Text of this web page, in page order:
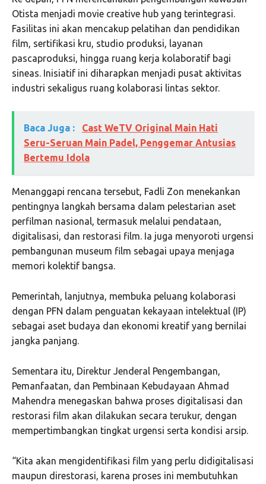
Otista menjadi movie creative hub yang terintegrasi.
Fasilitas ini akan mencakup pelatihan dan pendidikan
film, sertifikasi kru, studio produksi, layanan
pascaproduksi, hingga ruang kerja kolaboratif bagi
sineas. Inisiatif ini diharapkan menjadi pusat aktivitas
industri sekaligus ruang kolaborasi lintas sektor.
Baca Juga :
Cast WeTV Original Main Hati
Seru-Seruan Main Padel, Penggemar Antusias
Bertemu Idola
Menanggapi rencana tersebut, Fadli Zon menekankan
pentingnya langkah bersama dalam pelestarian aset
perfilman nasional, termasuk melalui pendataan,
digitalisasi, dan restorasi film. Ia juga menyoroti urgensi
pembangunan museum film sebagai upaya menjaga
memori kolektif bangsa.
Pemerintah, lanjutnya, membuka peluang kolaborasi
dengan PFN dalam penguatan kekayaan intelektual (IP)
sebagai aset budaya dan ekonomi kreatif yang bernilai
jangka panjang.
Sementara itu, Direktur Jenderal Pengembangan,
Pemanfaatan, dan Pembinaan Kebudayaan Ahmad
Mahendra menegaskan bahwa proses digitalisasi dan
restorasi film akan dilakukan secara terukur, dengan
mempertimbangkan tingkat urgensi serta kondisi arsip.
“Kita akan mengidentifikasi film yang perlu didigitalisasi
maupun direstorasi, karena proses ini membutuhkan